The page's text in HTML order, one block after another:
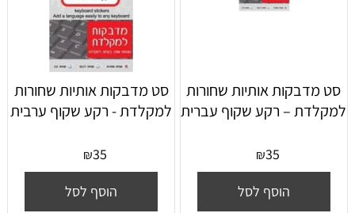
סט מדבקות אותיות שחורות
למקלדת – רקע שקוף עברית
₪35
הוסף לסל
סט מדבקות אותיות שחורות
למקלדת - רקע שקוף ערבית
₪35
הוסף לסל